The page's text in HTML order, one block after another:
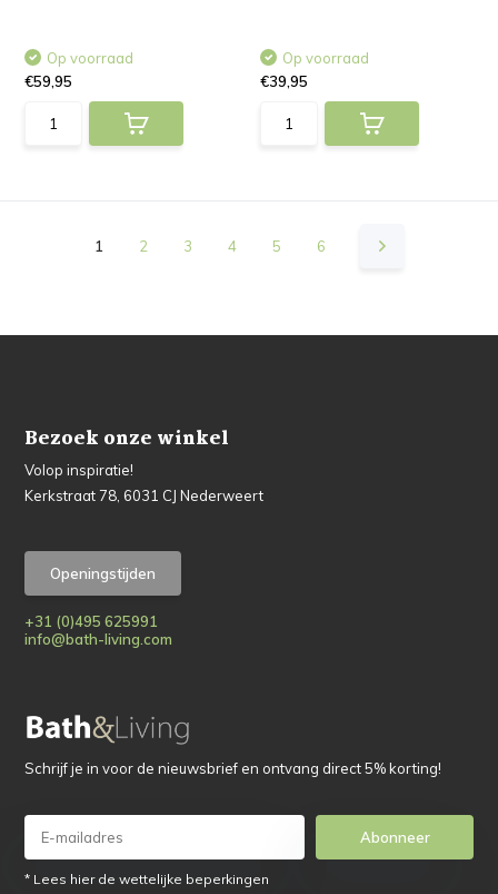
Op voorraad
€59,95
Op voorraad
€39,95
1 2 3 4 5 6
Bezoek onze winkel
Volop inspiratie!
Kerkstraat 78, 6031 CJ Nederweert
Openingstijden
+31 (0)495 625991
info@bath-living.com
Schrijf je in voor de nieuwsbrief en ontvang direct 5% korting!
Abonneer
* Lees hier de wettelijke beperkingen